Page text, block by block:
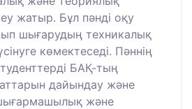
жатыр. Бұл пәнді оқу
шығарудың техникалық
көмектеседі. Пәннің
БАҚ-тың
дайындау және
және